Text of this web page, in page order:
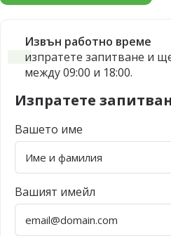
Извън работно време
изпратете запитване и
между 09:00 и 18:00.
Изпратете
Вашето име
Вашият имейл